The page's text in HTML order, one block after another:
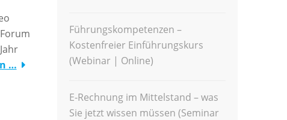
…
Führungskompetenzen –
Kostenfreier Einführungskurs
(Webinar | Online)
E-Rechnung im Mittelstand – was
Sie jetzt wissen müssen (Seminar